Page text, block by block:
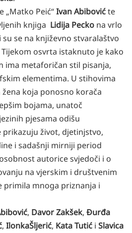
„Matko Peić“Ivan Abibovićte
knjiga Lidija Pecko na vrlo
se na književno stvaralaštvo
osvrta istaknuto je kako
ima metaforičan stil pisanja,
elementima. U stihovima
koja ponosno korača
bojama, unatoč
pjesama odišu
život, djetinjstvo,
i sadašnji mirniji period
autorice svjedoči i o
na vjerskim i društvenim
primila mnoga priznanja i
, Davor Zakšek, Đurđa
, IlonkaŠljerić, Kata Tutić i Slavica